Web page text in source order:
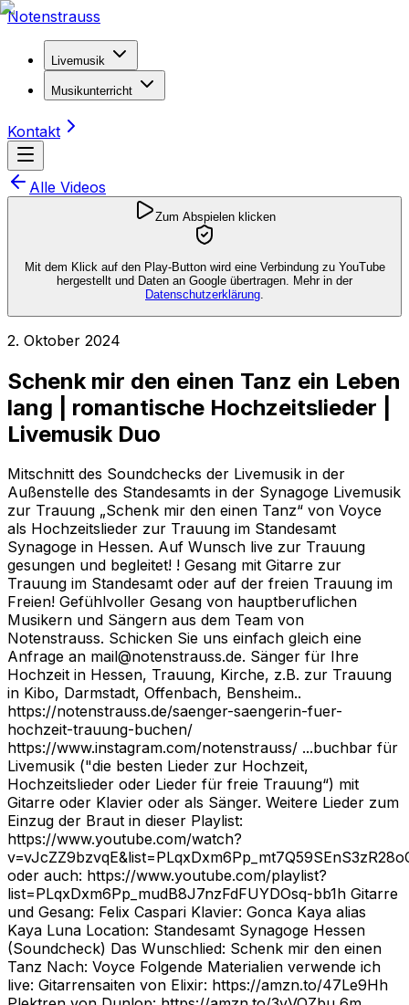
Notenstrauss
Livemusik
Musikunterricht
Kontakt
Alle Videos
Zum Abspielen klicken
Mit dem Klick auf den Play-Button wird eine Verbindung zu YouTube
hergestellt und Daten an Google übertragen. Mehr in der
Datenschutzerklärung.
2. Oktober 2024
Schenk mir den einen Tanz ein Leben
lang | romantische Hochzeitslieder |
Livemusik Duo
Mitschnitt des Soundchecks der Livemusik in der
Außenstelle des Standesamts in der Synagoge Livemusik
zur Trauung „Schenk mir den einen Tanz“ von Voyce
als Hochzeitslieder zur Trauung im Standesamt
Synagoge in Hessen. Auf Wunsch live zur Trauung
gesungen und begleitet! ! Gesang mit Gitarre zur
Trauung im Standesamt oder auf der freien Trauung im
Freien! Gefühlvoller Gesang von hauptberuflichen
Musikern und Sängern aus dem Team von
Notenstrauss. Schicken Sie uns einfach gleich eine
Anfrage an mail@notenstrauss.de. Sänger für Ihre
Hochzeit in Hessen, Trauung, Kirche, z.B. zur Trauung
in Kibo, Darmstadt, Offenbach, Bensheim..
https://notenstrauss.de/saenger-saengerin-fuer-
hochzeit-trauung-buchen/
https://www.instagram.com/notenstrauss/ ...buchbar für
Livemusik ("die besten Lieder zur Hochzeit,
Hochzeitslieder oder Lieder für freie Trauung“) mit
Gitarre oder Klavier oder als Sänger. Weitere Lieder zum
Einzug der Braut in dieser Playlist:
https://www.youtube.com/watch?
oder auch: https://www.youtube.com/playlist?
list=PLqxDxm6Pp_mudB8J7nzFdFUYDOsq-bb1h Gitarre
und Gesang: Felix Caspari Klavier: Gonca Kaya alias
Kaya Luna Location: Standesamt Synagoge Hessen
(Soundcheck) Das Wunschlied: Schenk mir den einen
Tanz Nach: Voyce Folgende Materialien verwende ich
live: Gitarrensaiten von Elixir: https://amzn.to/47Le9Hh